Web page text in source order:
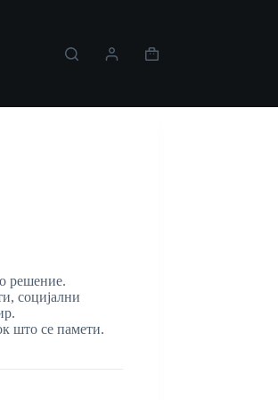
Shopping
решение.
социјални
што се памети.